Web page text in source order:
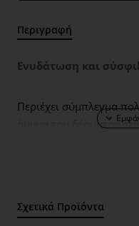
Περιγραφή
Ενυδάτωση και
Περιέχει σύμπλεγμα
άμυνα του δέρματος
αποσυμφορεί τα
Σχετικά Προϊόντα